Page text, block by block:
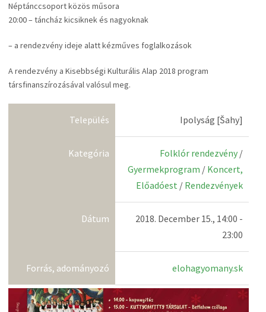
Néptánccsoport közös műsora
20:00 – táncház kicsiknek és nagyoknak
– a rendezvény ideje alatt kézműves foglalkozások
A rendezvény a Kisebbségi Kulturális Alap 2018 program
társfinanszírozásával valósul meg.
Település Ipolyság [Šahy]
Kategória Folklór rendezvény /
Gyermekprogram / Koncert,
Előadóest / Rendezvények
Dátum
2018. December 15., 14:00 -
23:00
Forrás, adományozó elohagyomany.sk